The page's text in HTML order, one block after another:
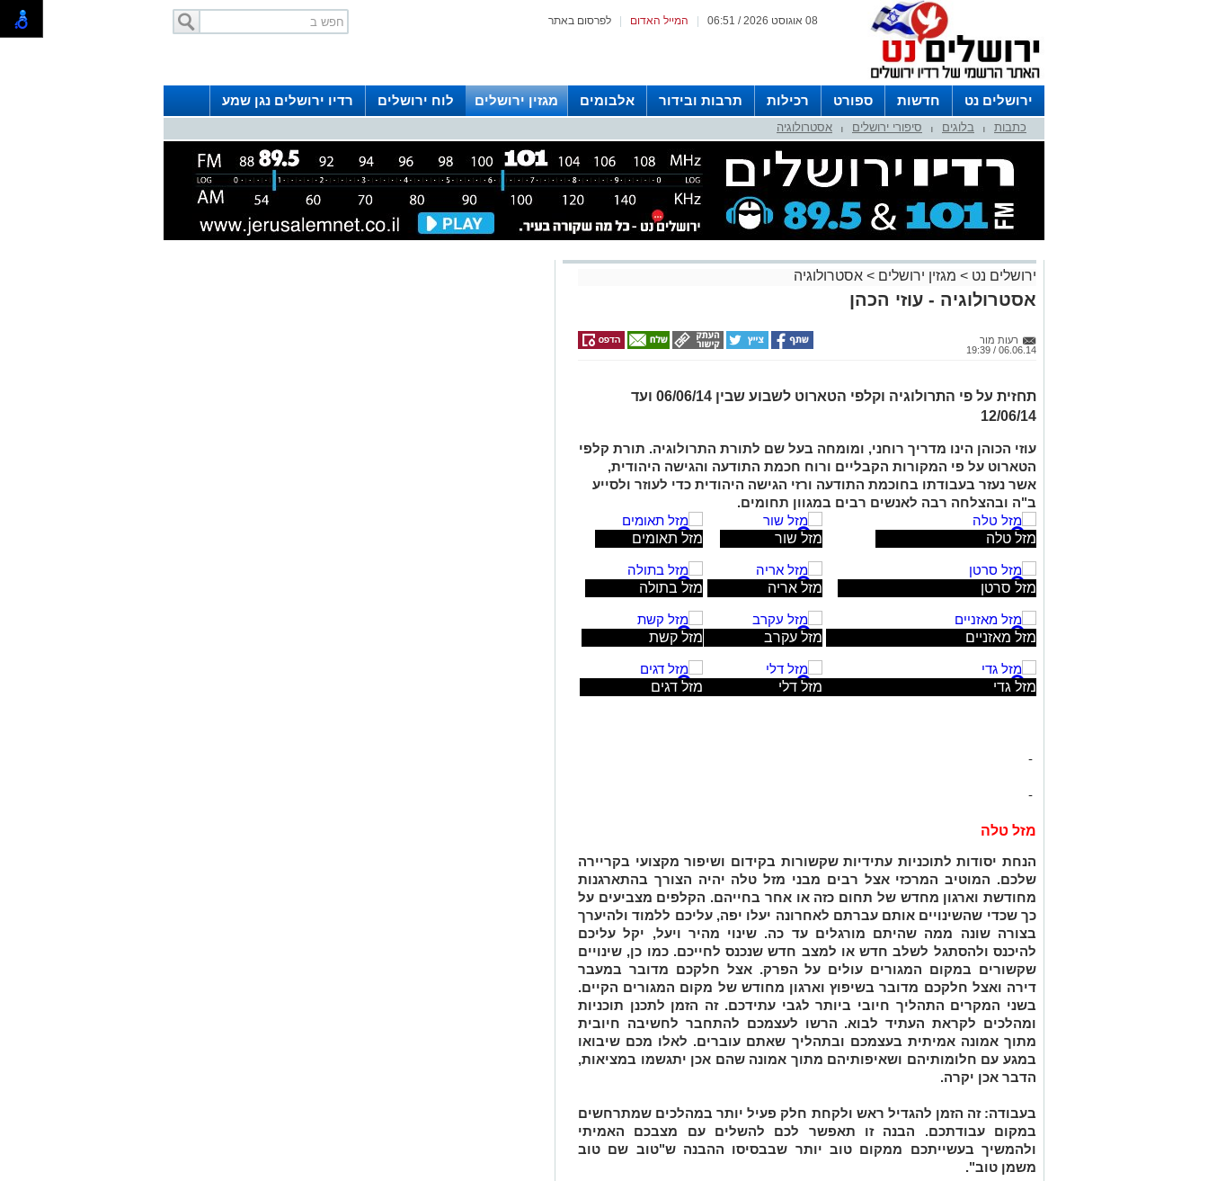
לפרסום באתר המייל האדום 08 אוגוסט 2026 / 06:51
ירושלים נט חדשות ספורט רכילות תרבות ובידור אלבומים מגזין ירושלים לוח ירושלים
רדיו ירושלים נגן שמע
לפרסום ברדיו צרו קשר
לוח שדורים רדיו ירושלים כתבות בלוגים סיפורי ירושלים אסטרולוגיה
ירושלים נט > מגזין ירושלים > אסטרולוגיה
אסטרולוגיה - עוזי הכהן
רעות מור
06.06.14 / 19:39
תחזית על פי התרולוגיה וקלפי הטארוט לשבוע שבין 06/06/14 ועד
12/06/14
עוזי הכוהן הינו מדריך רוחני, ומומחה בעל שם לתורת התרולוגיה. תורת קלפי
הטארוט על פי המקורות הקבליים ורוח חכמת התודעה והגישה היהודית,
אשר נעזר בעבודתו בחוכמת התודעה ורזי הגישה היהודית כדי לעוזר ולסייע
ב"ה ובהצלחה רבה לאנשים רבים במגוון תחומים.
מזל טלה מזל שור מזל תאומים
מזל סרטן מזל אריה מזל בתולה
מזל מאזניים מזל עקרב מזל קשת
מזל גדי מזל דלי מזל דגים
-
-
מזל טלה
הנחת יסודות לתוכניות עתידיות שקשורות בקידום ושיפור מקצועי בקריירה
שלכם. המוטיב המרכזי אצל רבים מבני מזל טלה יהיה הצורך בהתארגנות
מחודשת וארגון מחדש של תחום כזה או אחר בחייהם. הקלפים מצביעים על
כך שכדי שהשינויים אותם עברתם לאחרונה יעלו יפה, עליכם ללמוד ולהיערך
בצורה שונה ממה שהיתם מורגלים עד כה. שינוי מהיר ויעל, יקל עליכם
להיכנס ולהסתגל לשלב חדש או למצב חדש שנכנס לחייכם. כמו כן, שינויים
שקשורים במקום המגורים עולים על הפרק. אצל חלקכם מדובר במעבר
דירה ואצל חלקכם מדובר בשיפוץ וארגון מחודש של מקום המגורים הקיים.
בשני המקרים התהליך חיובי ביותר לגבי עתידכם.זה הזמן לתכנן תוכניות
ומהלכים לקראת העתיד לבוא. הרשו לעצמכם להתחבר לחשיבה חיובית
מתוך אמונה אמיתית בעצמכם ובתהליך שאתם עוברים. לאלו מכם שיבואו
במגע עם חלומותיהם ושאיפותיהם מתוך אמונה שהם אכן יתגשמו במציאות,
הדבר אכן יקרה.
בעבודה: זה הזמן להגדיל ראש ולקחת חלק פעיל יותר במהלכים שמתרחשים
במקום עבודתכם. הבנה זו תאפשר לכם להשלים עם מצבכם האמיתי
ולהמשיך בעשייתכם ממקום טוב יותר שבבסיסו ההבנה ש"טוב שם טוב
משמן טוב".